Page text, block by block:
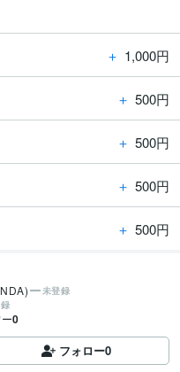
＋ 1,000円
＋ 500円
＋ 500円
＋ 500円
＋ 500円
未登録
0
フォロー0